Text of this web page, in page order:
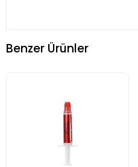
Benzer Ürünler